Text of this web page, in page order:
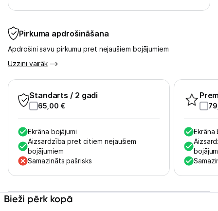
Skaistumkopšana
Sports un atpūta
Ražotāju atjaunota tehnika
Vēlmju saraksts
Piegāde un apmaksa
Pirkuma apdrošināšana
Apdrošini savu pirkumu pret nejaušiem bojājumiem
Uzzini vairāk
Standarts / 2 gadi
65,00 €
Ekrāna bojājumi
Aizsardzība pret citiem nejaušiem
bojājumiem
Samazināts pašrisks
Ekrāna
Bieži pērk kopā